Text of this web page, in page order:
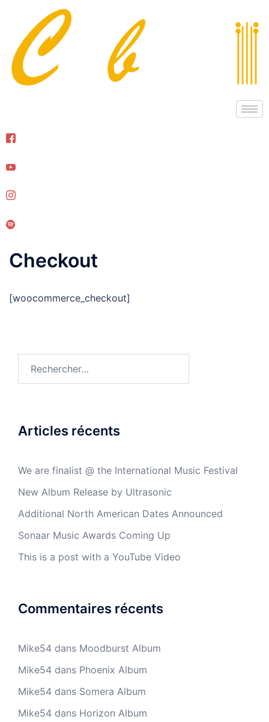
Checkout
[woocommerce_checkout]
Articles récents
We are finalist @ the International Music Festival
New Album Release by Ultrasonic
Additional North American Dates Announced
Sonaar Music Awards Coming Up
This is a post with a YouTube Video
Commentaires récents
Mike54 dans Moodburst Album
Mike54 dans Phoenix Album
Mike54 dans Somera Album
Mike54 dans Horizon Album